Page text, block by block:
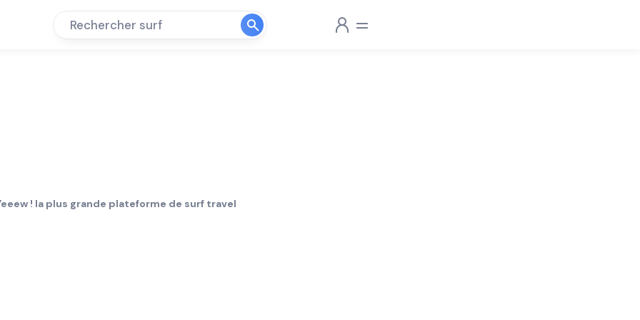
Rechercher surf
! la plus grande plateforme de surf travel